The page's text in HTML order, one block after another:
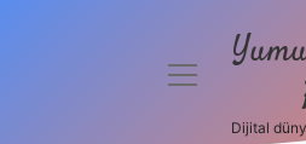
menüyü
Dijital